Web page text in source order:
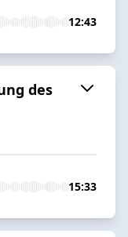
12:43
des
15:33